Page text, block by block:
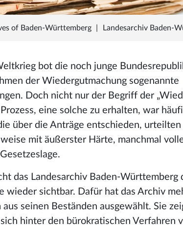
of Baden-Württemberg Landesarchiv Baden-
bot die noch junge
der Wiedergutmachung sogenannte
Doch nicht nur der Begriff der
eine solche zu erhalten, war
über die Anträge entschieden, urteilten
mit äußerster Härte, manchmal
das Landesarchiv Baden-Württemberg
wieder sichtbar. Dafür hat das Archiv
aus seinen Beständen ausgewählt. Sie
hinter den bürokratischen Verfahren